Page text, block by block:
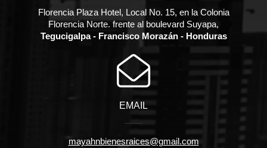
Florencia Plaza Hotel, Local No. 15, en la Colonia
Florencia Norte. frente al boulevard Suyapa,
Tegucigalpa - Francisco Morazán - Honduras
EMAIL
mayahnbienesraices@gmail.com